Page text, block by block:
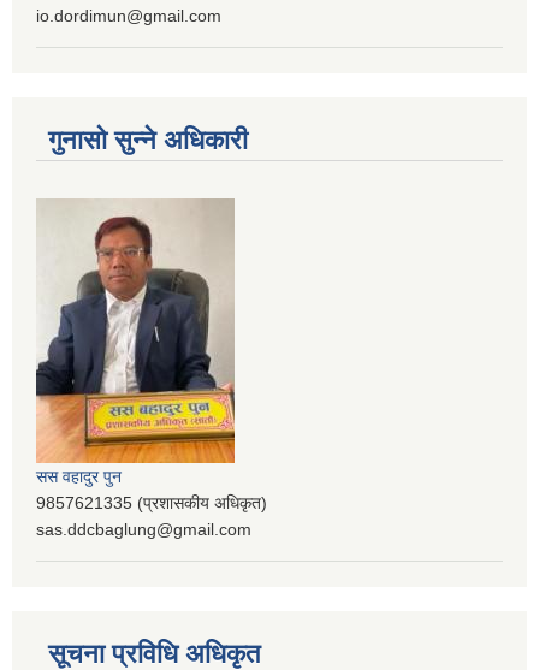
io.dordimun@gmail.com
गुनासो सुन्ने अधिकारी
सस वहादुर पुन
9857621335 (प्रशासकीय अधिकृत)
sas.ddcbaglung@gmail.com
सूचना प्रविधि अधिकृत